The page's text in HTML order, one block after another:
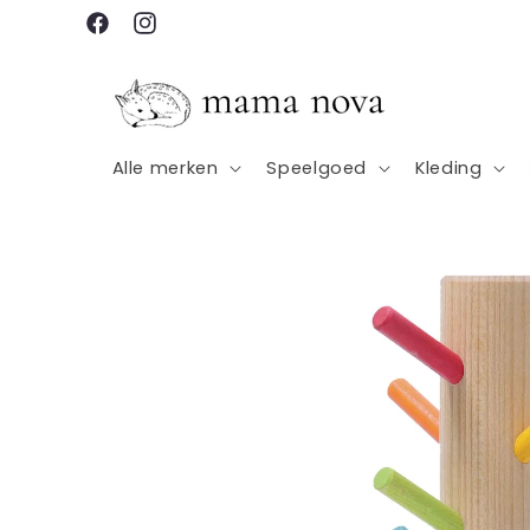
Meteen
naar deFacebookInstagram
Alle merken Speelgoed Kleding